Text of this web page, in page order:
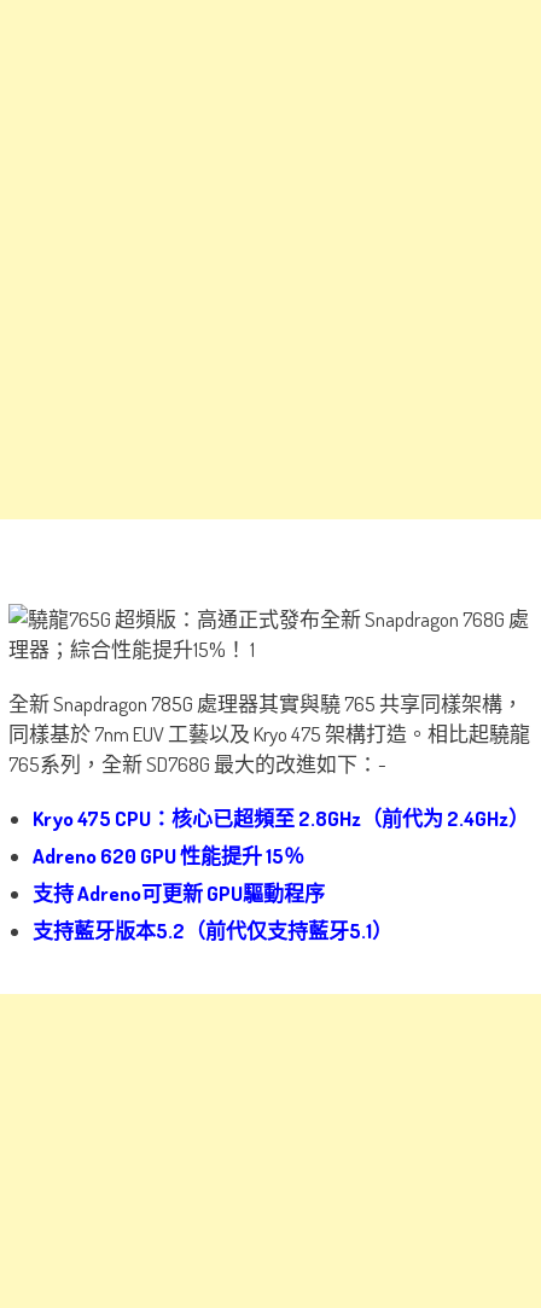
全新 Snapdragon 785G 處理器其實與驍 765 共享同樣架構，
同樣基於 7nm EUV 工藝以及 Kryo 475 架構打造。相比起驍龍
765系列，全新 SD768G 最大的改進如下：-
Kryo 475 CPU：核心已超頻至 2.8GHz（前代为 2.4GHz）
Adreno 620 GPU 性能提升 15％
支持 Adreno可更新 GPU驅動程序
支持藍牙版本5.2（前代仅支持藍牙5.1）